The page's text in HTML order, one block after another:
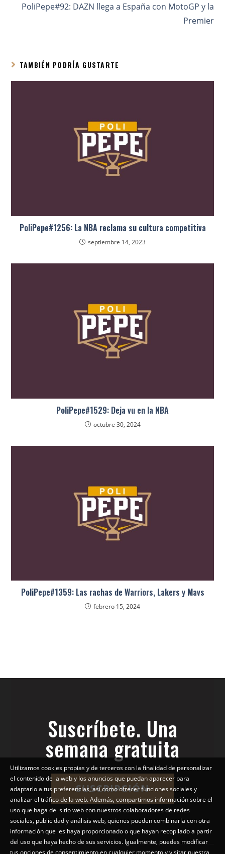
PoliPepe#92: DAZN llega a España con MotoGP y la
Premier
TAMBIÉN PODRÍA GUSTARTE
PoliPepe#1256: La NBA reclama su cultura competitiva
septiembre 14, 2023
PoliPepe#1529: Deja vu en la NBA
octubre 30, 2024
PoliPepe#1359: Las rachas de Warriors, Lakers y Mavs
febrero 15, 2024
Suscríbete. Una
semana gratuita
SUSCRIPCIÓN
Utilizamos cookies propias y de terceros con la finalidad de personalizar
el contenido de la web y los anuncios que puedan aparecer para
adaptarlo a tus preferencias, así como ofrecer funciones sociales y
analizar el tráfico de la web. Además, compartimos información sobre el
uso que haga del sitio web con nuestros colaboradores de redes
sociales, publicidad y análisis web, quienes pueden combinarla con otra
información que les haya proporcionado o que hayan recopilado a partir
del uso que haya hecho de sus servicios. Igualmente, puedes modificar
tus opciones de consentimiento en cualquier momento y visitar nuestra